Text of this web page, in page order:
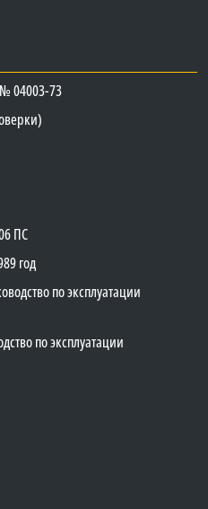
04003-73
ПС
год
по эксплуатации
по эксплуатации